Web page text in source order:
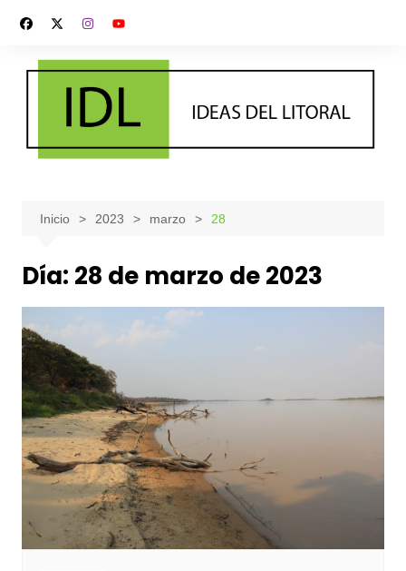
contenido
Inicio 2023 marzo 28
Día: 28 de marzo de 2023